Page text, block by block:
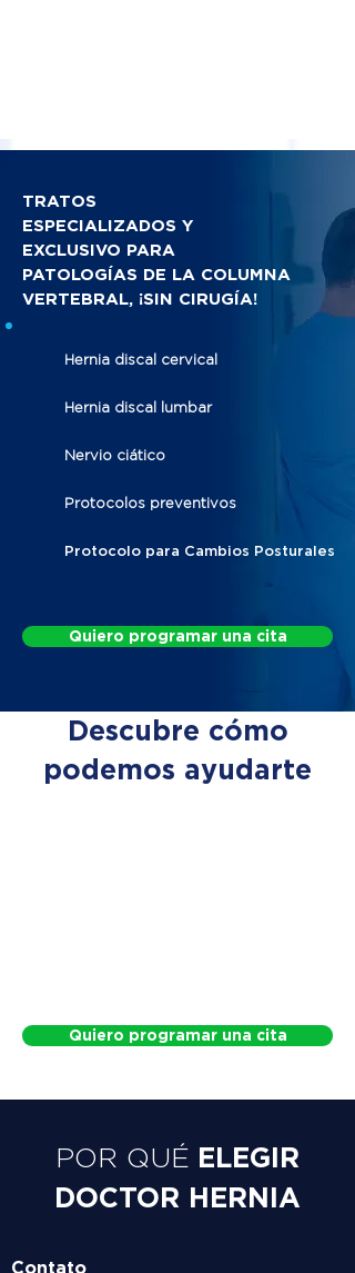
TRATOS
ESPECIALIZADOS Y
EXCLUSIVO PARA
PATOLOGÍAS DE LA COLUMNA
VERTEBRAL, ¡SIN CIRUGÍA!
Hernia discal cervical
Hernia discal lumbar
Nervio ciático
Protocolos preventivos
Protocolo para Cambios Posturales
Quiero programar una cita
Descubre cómo
podemos ayudarte
Quiero programar una cita
POR QUÉ ELEGIR
DOCTOR HERNIA
Contato